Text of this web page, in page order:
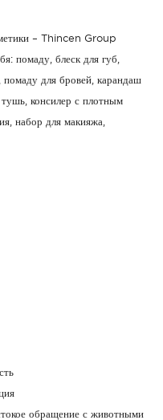
– Thincen Group
помаду, блеск для губ,
помаду для бровей, карандаш
тушь, консилер с плотным
набор для макияжа,
обращение с животными